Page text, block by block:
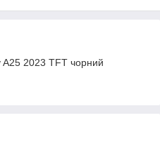
2023 TFT чорний